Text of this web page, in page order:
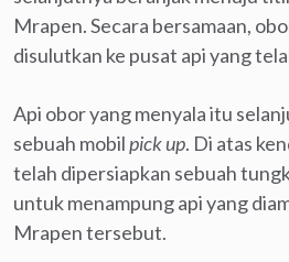
Mrapen. Secara bersamaan,
disulutkan ke pusat api yang
Api obor yang menyala itu
sebuah mobilpick up. Di atas
telah dipersiapkan sebuah
untuk menampung api yang
Mrapen tersebut.